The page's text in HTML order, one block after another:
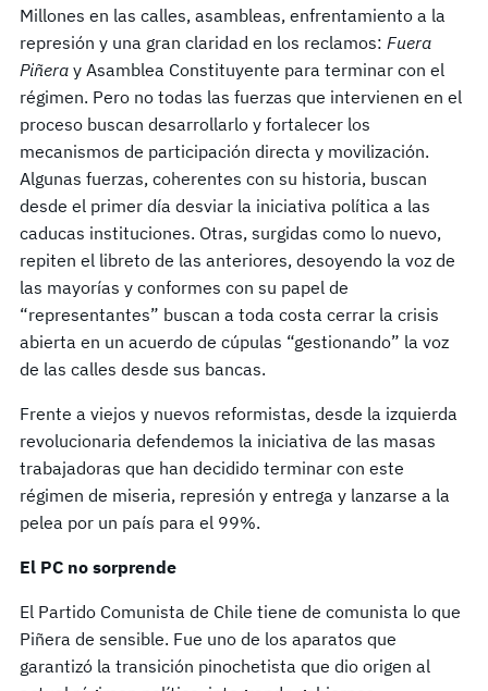
Millones en las calles, asambleas, enfrentamiento a la
represión y una gran claridad en los reclamos: Fuera
Piñera y Asamblea Constituyente para terminar con el
régimen. Pero no todas las fuerzas que intervienen en el
proceso buscan desarrollarlo y fortalecer los
mecanismos de participación directa y movilización.
Algunas fuerzas, coherentes con su historia, buscan
desde el primer día desviar la iniciativa política a las
caducas instituciones. Otras, surgidas como lo nuevo,
repiten el libreto de las anteriores, desoyendo la voz de
las mayorías y conformes con su papel de
“representantes” buscan a toda costa cerrar la crisis
abierta en un acuerdo de cúpulas “gestionando” la voz
de las calles desde sus bancas.
Frente a viejos y nuevos reformistas, desde la izquierda
revolucionaria defendemos la iniciativa de las masas
trabajadoras que han decidido terminar con este
régimen de miseria, represión y entrega y lanzarse a la
pelea por un país para el 99%.
El PC no sorprende
El Partido Comunista de Chile tiene de comunista lo que
Piñera de sensible. Fue uno de los aparatos que
garantizó la transición pinochetista que dio origen al